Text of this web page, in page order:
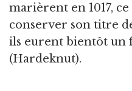
marièrent en 1017,
conserver son titre
ils eurent bientôt un
(Hardeknut).